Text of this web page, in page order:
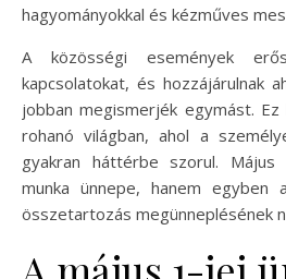
hagyományokkal és kézműves
A közösségi események
kapcsolatokat, és hozzájárulnak
jobban megismerjék egymást.
rohanó világban, ahol a
gyakran háttérbe szorul.
munka ünnepe, hanem egyben
összetartozás megünneplésének